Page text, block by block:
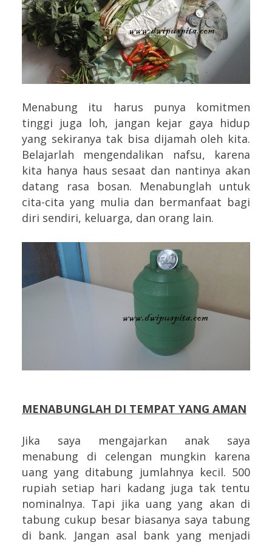
Menabung itu harus punya komitmen
tinggi juga loh, jangan kejar gaya hidup
yang sekiranya tak bisa dijamah oleh kita.
Belajarlah mengendalikan nafsu, karena
kita hanya haus sesaat dan nantinya akan
datang rasa bosan. Menabunglah untuk
cita-cita yang mulia dan bermanfaat bagi
diri sendiri, keluarga, dan orang lain.
MENABUNGLAH DI TEMPAT YANG AMAN
Jika saya mengajarkan anak saya
menabung di celengan mungkin karena
uang yang ditabung jumlahnya kecil. 500
rupiah setiap hari kadang juga tak tentu
nominalnya. Tapi jika uang yang akan di
tabung cukup besar biasanya saya tabung
di bank. Jangan asal bank yang menjadi